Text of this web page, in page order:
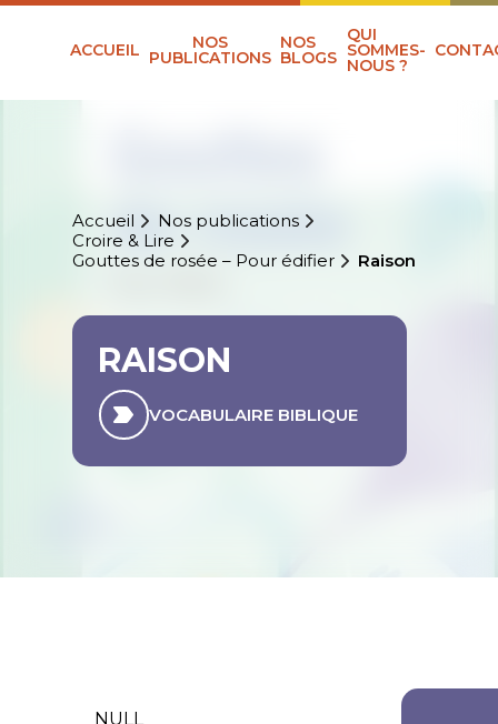
ACCUEIL NOS
PUBLICATIONS
NOS
BLOGS
QUI
SOMMES-
NOUS ?
Accueil
Nos publications
Croire & Lire
Gouttes de rosée – Pour édifier
Raison
RAISON
VOCABULAIRE BIBLIQUE
NULL